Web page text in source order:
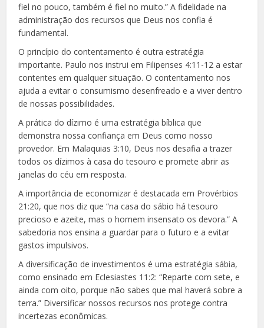
fiel no pouco, também é fiel no muito.” A fidelidade na
administração dos recursos que Deus nos confia é
fundamental.
O princípio do contentamento é outra estratégia
importante. Paulo nos instrui em Filipenses 4:11-12 a estar
contentes em qualquer situação. O contentamento nos
ajuda a evitar o consumismo desenfreado e a viver dentro
de nossas possibilidades.
A prática do dízimo é uma estratégia bíblica que
demonstra nossa confiança em Deus como nosso
provedor. Em Malaquias 3:10, Deus nos desafia a trazer
todos os dízimos à casa do tesouro e promete abrir as
janelas do céu em resposta.
A importância de economizar é destacada em Provérbios
21:20, que nos diz que “na casa do sábio há tesouro
precioso e azeite, mas o homem insensato os devora.” A
sabedoria nos ensina a guardar para o futuro e a evitar
gastos impulsivos.
A diversificação de investimentos é uma estratégia sábia,
como ensinado em Eclesiastes 11:2: “Reparte com sete, e
ainda com oito, porque não sabes que mal haverá sobre a
terra.” Diversificar nossos recursos nos protege contra
incertezas econômicas.